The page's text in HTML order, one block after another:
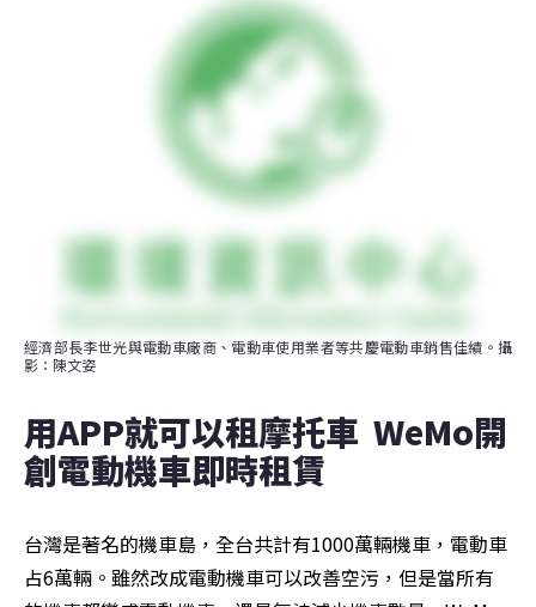
經濟部長李世光與電動車廠商、電動車使用業者等共慶電動車銷售佳績。攝
影：陳文姿
用APP就可以租摩托車  WeMo開
創電動機車即時租賃
台灣是著名的機車島，全台共計有1000萬輛機車，電動車
占6萬輛。雖然改成電動機車可以改善空污，但是當所有